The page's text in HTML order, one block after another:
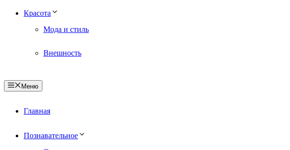
Красота
Мода и стиль
Внешность
Меню
Главная
Познавательное